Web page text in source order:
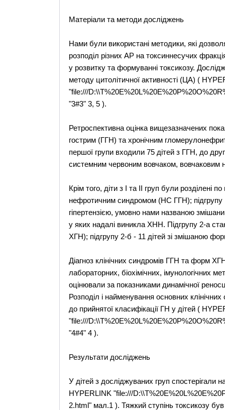
Матеріали та методи досліджень
Нами були використані методики, які
розподіл різних АР на токсиннесучих
у розвитку та формуванні токсикозу.
методу цитолітичної активності (ЦА) (
"file:///
"3#3" 3, 5 ).
Ретроспективна оцінка вищезазначених
гострим (ГГН) та хронічним
першої групи входили 75 дітей з ГГН, до
системним червоним вовчаком,
Крім того, діти з І та ІІ груп були розділені
нефротичним синдромом (НС ГГН); підгрупу
гіпертензією, умовно нами названою
у яких надалі виникла ХНН. Підгрупу 2-а
ХГН); підгрупу 2-б - 11 дітей зі змішаною
Діагноз клінічних синдромів ГГН та форм
лабораторних, біохімічних, імунологічних
оцінювали за показниками динамічної
Розподіл і найменування основних
до прийнятої класифікації ГН у дітей (
"file:///
"4#4" 4 ).
Результати досліджень
У дітей з досліджуваних груп спостерігали
HYPERLINK "file:///
2.html" мал.1 ). Тяжкий ступінь токсикозу